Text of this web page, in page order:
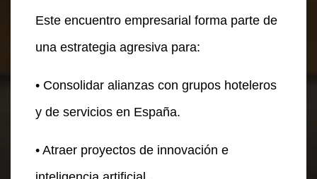
Este encuentro empresarial forma parte de
una estrategia agresiva para:
• Consolidar alianzas con grupos hoteleros
y de servicios en España.
• Atraer proyectos de innovación e